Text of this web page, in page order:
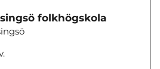
folkhögskola